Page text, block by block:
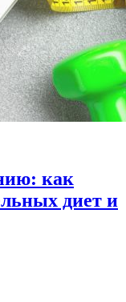
как
диет и